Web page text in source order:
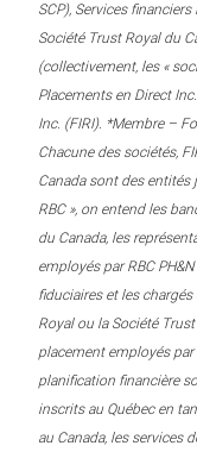
SCP), Services
Société Trust Royal du
(collectivement, les «
Placements en Direct
Inc. (FIRI). *Membre –
Chacune des sociétés,
Canada sont des entités
RBC », on entend les
du Canada, les
employés par RBC
fiduciaires et les
Royal ou la Société
placement employés par
planification financière
inscrits au Québec en
au Canada, les services